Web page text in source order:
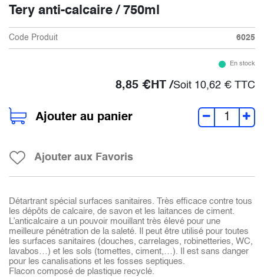
Tery anti-calcaire / 750ml
Code Produit 6025
En stock
8,85 €HT /Soit 10,62 € TTC
Ajouter au panier
Ajouter aux Favoris
Détartrant spécial surfaces sanitaires. Très efficace contre tous
les dépôts de calcaire, de savon et les laitances de ciment.
L’anticalcaire a un pouvoir mouillant très élevé pour une
meilleure pénétration de la saleté. Il peut être utilisé pour toutes
les surfaces sanitaires (douches, carrelages, robinetteries, WC,
lavabos…) et les sols (tomettes, ciment,…). Il est sans danger
pour les canalisations et les fosses septiques.
Flacon composé de plastique recyclé.